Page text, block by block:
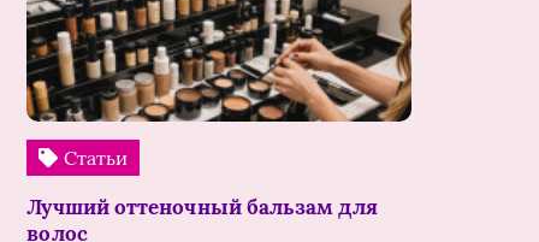
Статьи
Лучший оттеночный бальзам для
волос